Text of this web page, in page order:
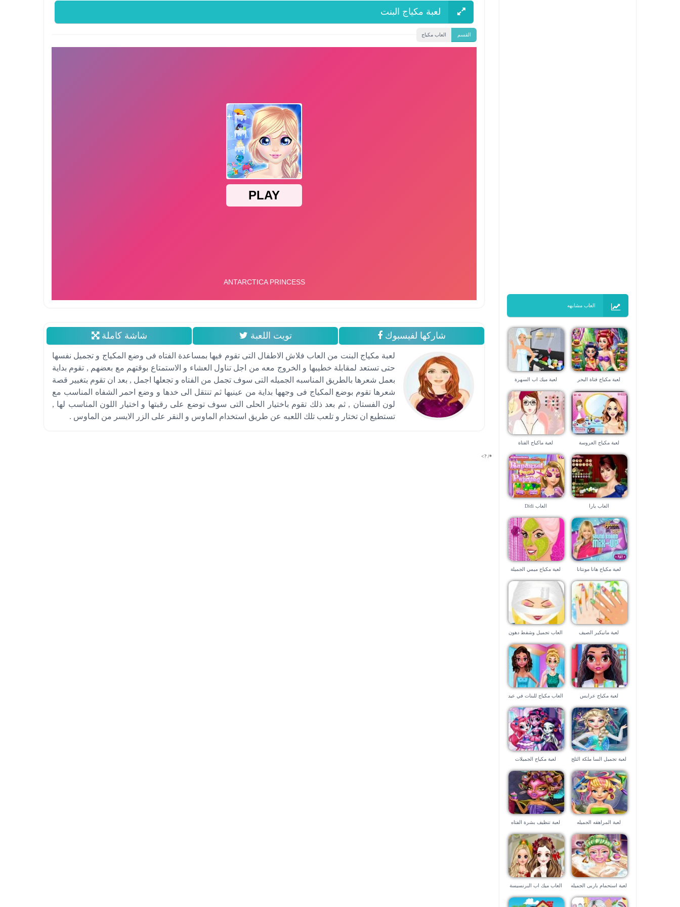
العاب مشابهه
لعبة مكياج فتاة البحر لعبة ميك اب السهرة
لعبة مكياج العروسة لعبة ماكياج الفتاة
العاب يارا العاب Didi
لعبة مكياج هانا مونتانا لعبة مكياج ميمي الجميلة
لعبة مانيكير الصيف العاب تجميل وشفط دهون
لعبة مكياج عرايس
العاب مكياج للبنات في عيد
لعبة تجميل السا ملكة الثلج لعبة مكياج الجميلات
لعبة المراهقه الجميله
لعبة تنظيف بشرة الفتاه
لعبة استحمام باربى الجميله العاب ميك اب البرنسيسة
لعبة مكياج البنت
القسم العاب مكياج
شاركها لفيسبوك تويت اللعبة شاشة كاملة
لعبة مكياج البنت من العاب فلاش الاطفال التى تقوم فيها بمساعدة الفتاه فى وضع المكياج و تجميل نفسها
حتى تستعد لمقابلة خطيبها و الخروج معه من اجل تناول العشاء و الاستمتاع بوقتهم مع بعضهم , تقوم بداية
بعمل شعرها بالطريق المناسبه الجميله التى سوف تجمل من الفتاه و تجعلها اجمل , بعد ان تقوم بتغيير قصة
شعرها تقوم بوضع المكياج فى وجهها بداية من عينيها ثم تنتقل الى خدها و وضع احمر الشفاه المناسب مع
لون الفستان , ثم بعد ذلك تقوم باختيار الحلى التى سوف توضع على رقبتها و اختيار اللون المناسب لها ,
تستطيع ان تختار و تلعب تلك اللعبه عن طريق استخدام الماوس و النقر على الزر الايسر من الماوس .
*/ ?>